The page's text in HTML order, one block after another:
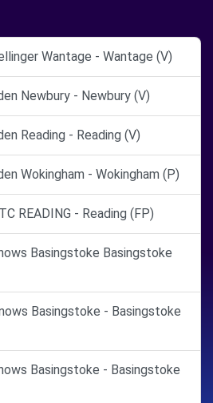
Wantage - Wantage (V)
Newbury - Newbury (V)
Reading - Reading (V)
Wokingham - Wokingham (P)
READING - Reading (FP)
Basingstoke Basingstoke
Basingstoke - Basingstoke
Basingstoke - Basingstoke